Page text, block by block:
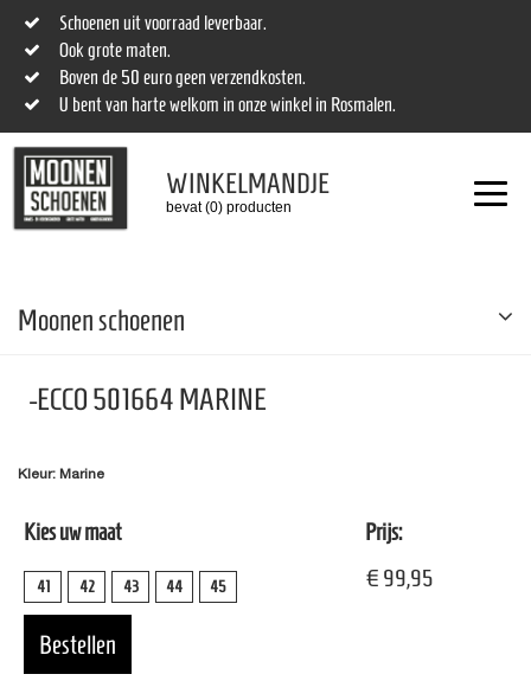
Schoenen uit voorraad leverbaar.
Ook grote maten.
Boven de 50 euro geen verzendkosten.
U bent van harte welkom in onze winkel in Rosmalen.
WINKELMANDJE
bevat (0) producten
Moonen schoenen
-ECCO 501664 MARINE
Kleur: Marine
Kies uw maat
41 42 43 44 45
Prijs:
€ 99,95